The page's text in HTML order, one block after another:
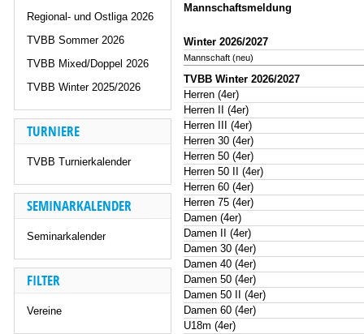
Regional- und Ostliga 2026
TVBB Sommer 2026
TVBB Mixed/Doppel 2026
TVBB Winter 2025/2026
TURNIERE
TVBB Turnierkalender
SEMINARKALENDER
Seminarkalender
FILTER
Vereine
Mannschaftsmeldung
Winter 2026/2027
Mannschaft (neu)
TVBB Winter 2026/2027
Herren (4er)
Herren II (4er)
Herren III (4er)
Herren 30 (4er)
Herren 50 (4er)
Herren 50 II (4er)
Herren 60 (4er)
Herren 75 (4er)
Damen (4er)
Damen II (4er)
Damen 30 (4er)
Damen 40 (4er)
Damen 50 (4er)
Damen 50 II (4er)
Damen 60 (4er)
U18m (4er)